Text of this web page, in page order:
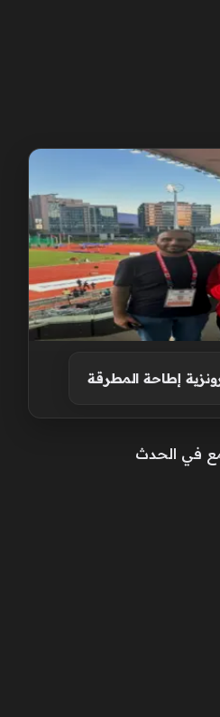
إطاحة المطرقة
في الحدث